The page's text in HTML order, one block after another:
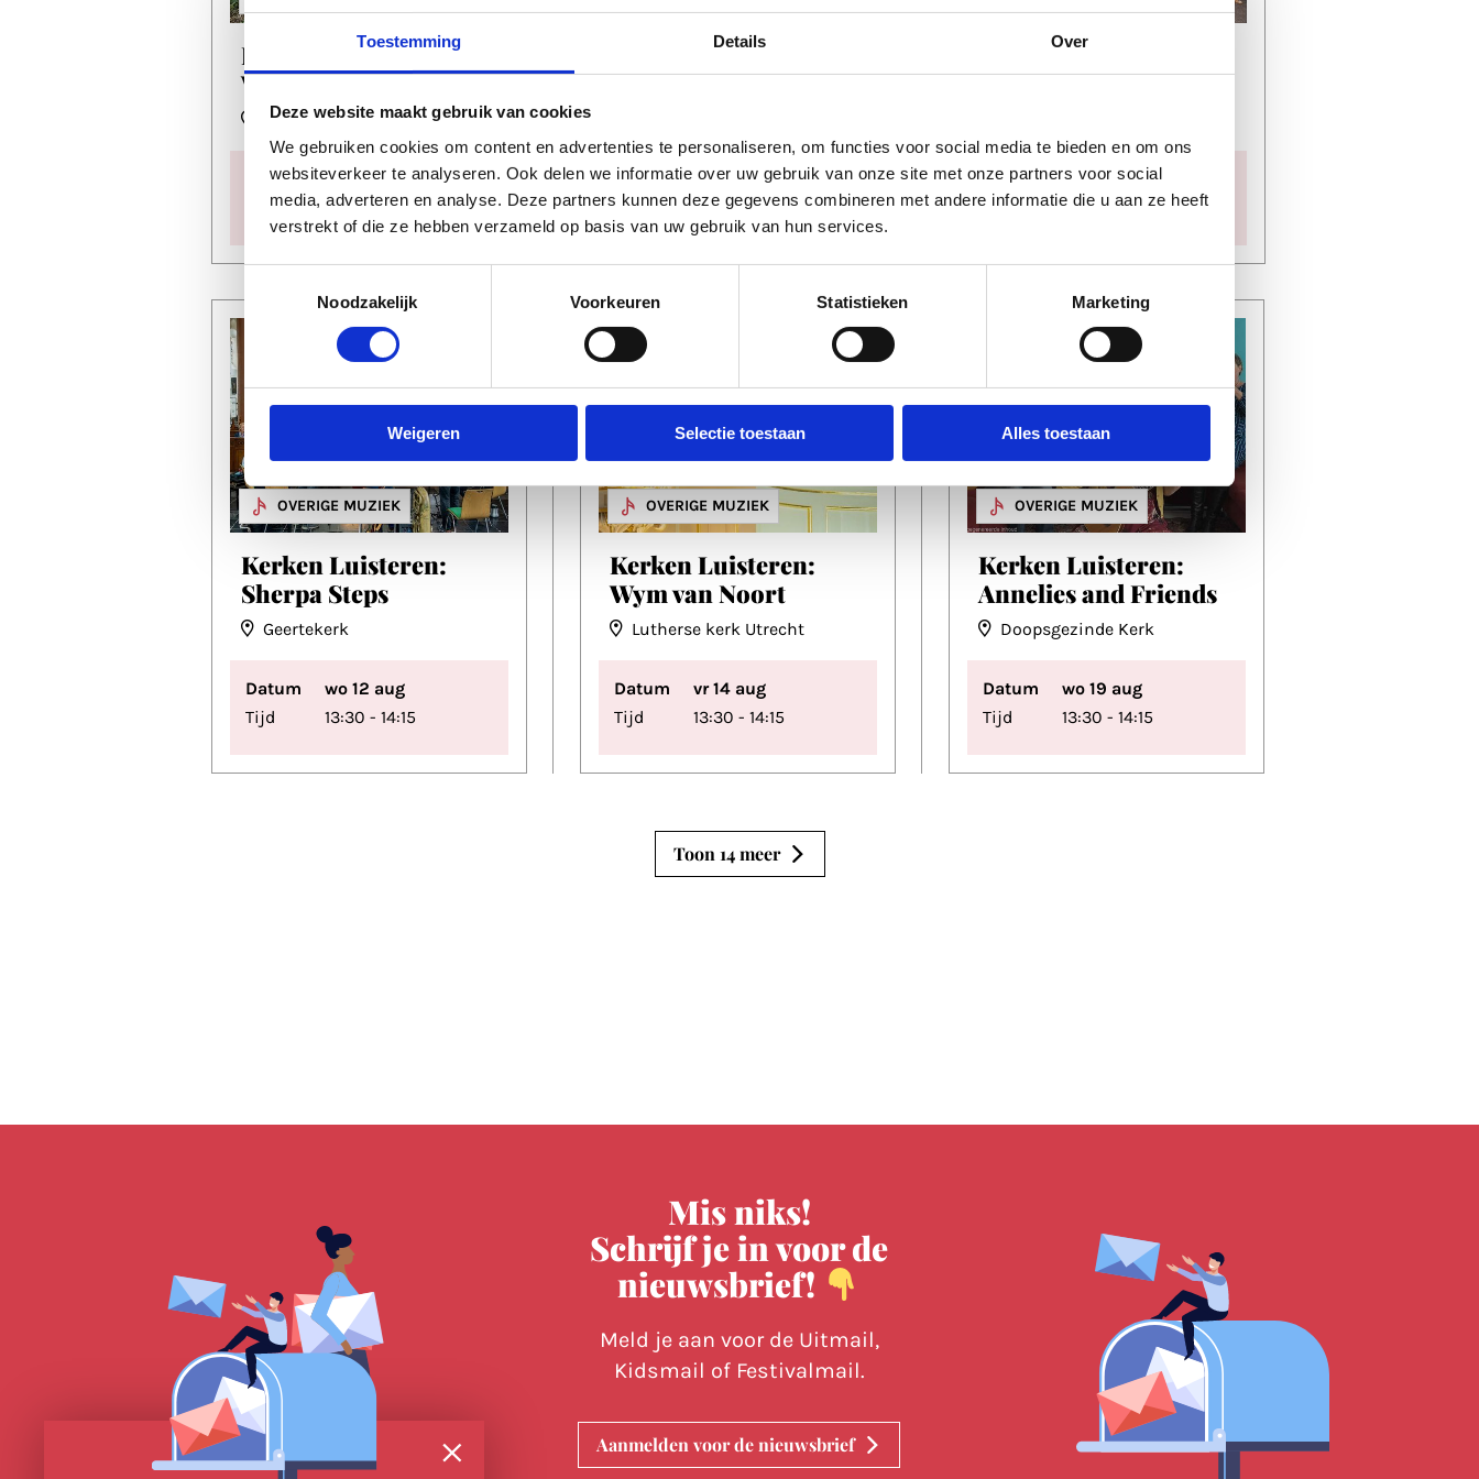
Toestemming Details Over
Deze website maakt gebruik van cookies
We gebruiken cookies om content en advertenties te personaliseren, om functies voor social media te bieden en om ons
websiteverkeer te analyseren. Ook delen we informatie over uw gebruik van onze site met onze partners voor social
media, adverteren en analyse. Deze partners kunnen deze gegevens combineren met andere informatie die u aan ze heeft
verstrekt of die ze hebben verzameld op basis van uw gebruik van hun services.
Noodzakelijk
Voorkeuren Statistieken Marketing
Weigeren Selectie toestaan Alles toestaan
Kerken Luisteren:
Wildrooster
Doopsgezinde Kerk
Datum
za 8 aug
Tijd
13:30 - 14:15
Kerken Luisteren
2026
Datum
vr 26 jun t/m do 3
sep
Expositie: Ik kom uit
Ondiep
Datum
ma 13 jul t/m ma
21 sep
MUZIEK
OVERIGE MUZIEK
Kerken Luisteren:
Sherpa Steps
Geertekerk
Datum
wo 12 aug
Tijd
13:30 - 14:15
MUZIEK
OVERIGE MUZIEK
Kerken Luisteren:
Wym van Noort
Lutherse kerk Utrecht
Datum
vr 14 aug
Tijd
13:30 - 14:15
MUZIEK
OVERIGE MUZIEK
Kerken Luisteren:
Annelies and Friends
Doopsgezinde Kerk
Datum
wo 19 aug
Tijd
13:30 - 14:15
Toon 14 meer
Mis niks!
Schrijf je in voor de
nieuwsbrief!
Meld je aan voor de Uitmail,
Kidsmail of Festivalmail.
Aanmelden voor de nieuwsbrief